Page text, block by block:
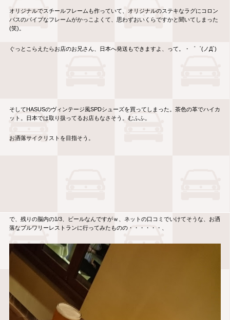
オリジナルでスチールフレームも作っていて、オリジナルのステキなラグにコロン
バスのパイプなフレームがかっこよくて、思わずおいくらですかと聞いてしまった
(笑)。
ぐっとこらえたらお店のお兄さん、日本へ発送もできますよ、って。・゜゜(ノД`)
そしてHASUSのヴィンテージ風SPDシューズを買ってしまった。茶色の革でハイカ
ット。日本では取り扱ってるお店もなさそう。むふふ。
お洒落サイクリストを目指そう。
で、残りの脳内の1/3、ビールなんですがｗ、ネットの口コミでいけてそうな、お洒
落なブルワリーレストランに行ってみたものの・・・・・・、